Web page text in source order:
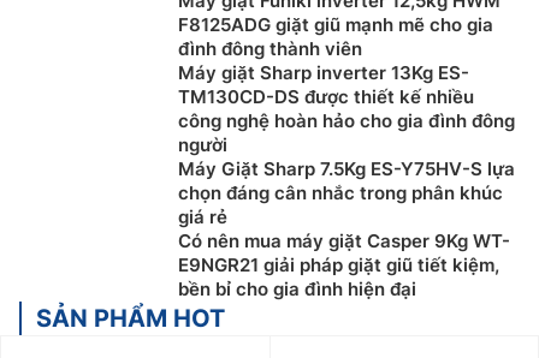
F8125ADG giặt giũ mạnh mẽ cho gia
đình đông thành viên
Máy giặt Sharp inverter 13Kg ES-
TM130CD-DS được thiết kế nhiều
công nghệ hoàn hảo cho gia đình đông
người
Máy Giặt Sharp 7.5Kg ES-Y75HV-S lựa
chọn đáng cân nhắc trong phân khúc
giá rẻ
Có nên mua máy giặt Casper 9Kg WT-
E9NGR21 giải pháp giặt giũ tiết kiệm,
bền bỉ cho gia đình hiện đại
SẢN PHẨM HOT